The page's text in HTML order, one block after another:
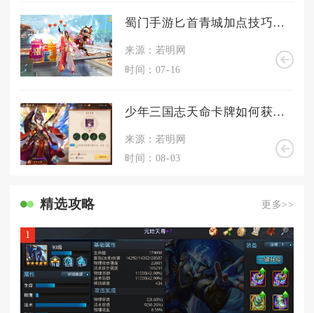
蜀门手游匕首青城加点技巧是什么
来源：若明网
时间：07-16
少年三国志天命卡牌如何获得有什么技巧吗
来源：若明网
时间：08-03
精选攻略 更多>>
1